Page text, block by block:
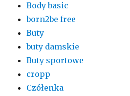
Body basic
born2be free
Buty
buty damskie
Buty sportowe
cropp
Czółenka